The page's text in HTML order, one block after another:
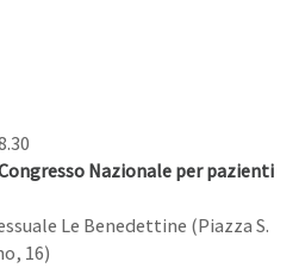
Nazionale per pazienti
Le Benedettine (Piazza S.
16)